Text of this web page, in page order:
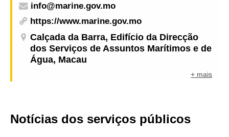
info@marine.gov.mo
https://www.marine.gov.mo
Calçada da Barra, Edifício da Direcção
dos Serviços de Assuntos Marítimos e de
Água, Macau
+ mais
Notícias dos serviços públicos